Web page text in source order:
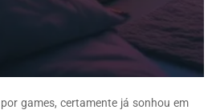
games, certamente já sonhou em